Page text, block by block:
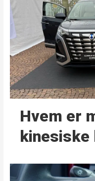
Hvem er
kinesiske